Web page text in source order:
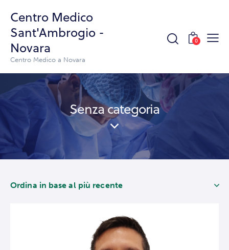
Centro Medico
Sant'Ambrogio -
Novara
Centro Medico a Novara
0
Senza categoria